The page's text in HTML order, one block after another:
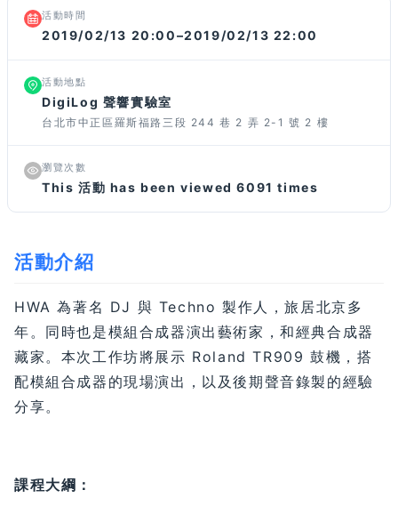
活動時間
2019/02/13 20:00–2019/02/13 22:00
活動地點
DigiLog 聲響實驗室
台北市中正區羅斯福路三段 244 巷 2 弄 2-1 號 2 樓
瀏覽次數
This 活動 has been viewed 6091 times
活動介紹
HWA 為著名 DJ 與 Techno 製作人，旅居北京多
年。同時也是模組合成器演出藝術家，和經典合成器
藏家。本次工作坊將展示 Roland TR909 鼓機，搭
配模組合成器的現場演出，以及後期聲音錄製的經驗
分享。
課程大綱：